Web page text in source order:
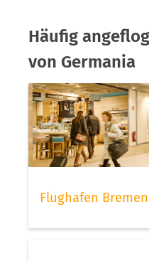
Häufig
von Germania
Flughafen Bremen